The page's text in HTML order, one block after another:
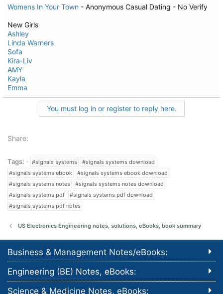
Womens In Your Town - Anonymous Casual Dating - No Verify
New Girls
Ashley
Linda Warners
Sofa
Kira-Liv
AMY
Kayla
Emma
You must log in or register to reply here.
Share:
Tags: #signals systems
#signals systems download
#signals systems ebook
#signals systems ebook download
#signals systems notes
#signals systems notes download
#signals systems pdf
#signals systems pdf download
#signals systems pdf notes
US Electronics Engineering notes, solutions, eBooks, book summary
Business & Management Notes/eBooks:
Engineering (BE) Notes, eBooks:
Science & Medicine Notes, eBooks: